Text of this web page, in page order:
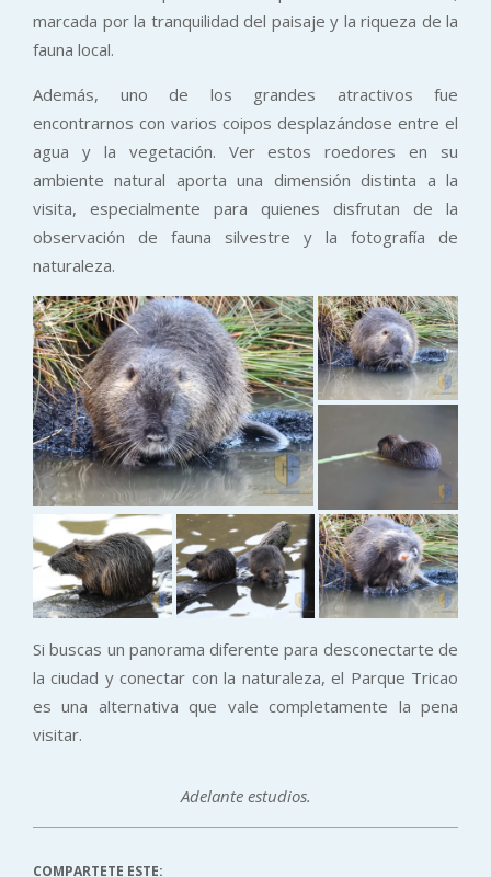
marcada por la tranquilidad del paisaje y la riqueza de la
fauna local.
Además, uno de los grandes atractivos fue
encontrarnos con varios coipos desplazándose entre el
agua y la vegetación. Ver estos roedores en su
ambiente natural aporta una dimensión distinta a la
visita, especialmente para quienes disfrutan de la
observación de fauna silvestre y la fotografía de
naturaleza.
Si buscas un panorama diferente para desconectarte de
la ciudad y conectar con la naturaleza, el Parque Tricao
es una alternativa que vale completamente la pena
visitar.
Adelante estudios.
COMPARTETE ESTE: